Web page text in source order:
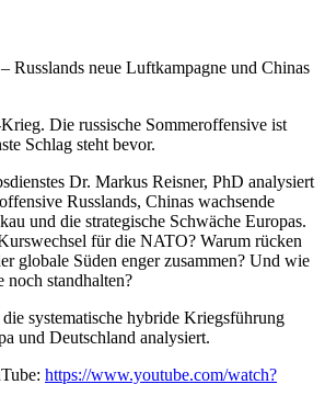
Russlands neue Luftkampagne und Chinas
Die russische Sommeroffensive ist
Schlag steht bevor.
Dr. Markus Reisner, PhD analysiert
Russlands, Chinas wachsende
und die strategische Schwäche Europas.
für die NATO? Warum rücken
globale Süden enger zusammen? Und wie
noch standhalten?
systematische hybride Kriegsführung
und Deutschland analysiert.
https://www.youtube.com/watch?